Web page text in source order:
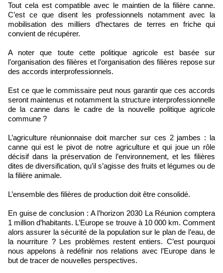
Tout cela est compatible avec le maintien de la filière canne.
C’est ce que disent les professionnels notamment avec la
mobilisation des milliers d’hectares de terres en friche qui
convient de récupérer.
A noter que toute cette politique agricole est basée sur
l’organisation des filières et l’organisation des filières repose sur
des accords interprofessionnels.
Est ce que le commissaire peut nous garantir que ces accords
seront maintenus et notamment la structure interprofessionnelle
de la canne dans le cadre de la nouvelle politique agricole
commune ?
L’agriculture réunionnaise doit marcher sur ces 2 jambes : la
canne qui est le pivot de notre agriculture et qui joue un rôle
décisif dans la préservation de l’environnement, et les filières
dites de diversification, qu’il s’agisse des fruits et légumes ou de
la filière animale.
L’ensemble des filières de production doit être consolidé.
En guise de conclusion : A l’horizon 2030 La Réunion comptera
1 million d’habitants. L’Europe se trouve à 10 000 km. Comment
alors assurer la sécurité de la population sur le plan de l’eau, de
la nourriture ? Les problèmes restent entiers. C’est pourquoi
nous appelons à redéfinir nos relations avec l’Europe dans le
but de tracer de nouvelles perspectives.